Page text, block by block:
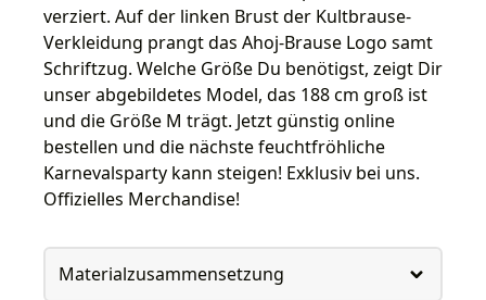
verziert. Auf der linken Brust der Kultbrause-
Verkleidung prangt das Ahoj-Brause Logo samt
Schriftzug. Welche Größe Du benötigst, zeigt Dir
unser abgebildetes Model, das 188 cm groß ist
und die Größe M trägt. Jetzt günstig online
bestellen und die nächste feuchtfröhliche
Karnevalsparty kann steigen! Exklusiv bei uns.
Offizielles Merchandise!
Materialzusammensetzung